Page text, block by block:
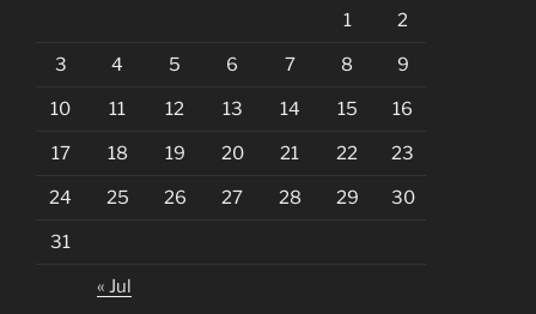
1 2
3 4 5 6 7 8 9
10 11 12 13 14 15 16
17 18 19 20 21 22 23
24 25 26 27 28 29 30
31
« Jul